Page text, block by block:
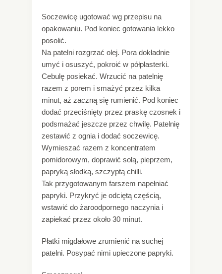
Soczewicę ugotować wg przepisu na
opakowaniu. Pod koniec gotowania lekko
posolić.
Na patelni rozgrzać olej. Pora dokładnie
umyć i osuszyć, pokroić w półplasterki.
Cebulę posiekać. Wrzucić na patelnię
razem z porem i smażyć przez kilka
minut, aż zaczną się rumienić. Pod koniec
dodać przeciśnięty przez praskę czosnek i
podsmażać jeszcze przez chwilę. Patelnię
zestawić z ognia i dodać soczewicę.
Wymieszać razem z koncentratem
pomidorowym, doprawić solą, pieprzem,
papryką słodką, szczyptą chilli.
Tak przygotowanym farszem napełniać
papryki. Przykryć je odciętą częścią,
wstawić do żaroodpornego naczynia i
zapiekać przez około 30 minut.
Płatki migdałowe zrumienić na suchej
patelni. Posypać nimi upieczone papryki.